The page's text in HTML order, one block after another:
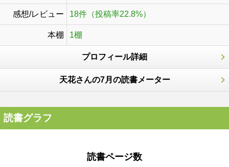
感想/レビュー 18件（投稿率22.8%）
本棚 1棚
プロフィール詳細
天花さんの7月の読書メーター
読書グラフ
読書ページ数